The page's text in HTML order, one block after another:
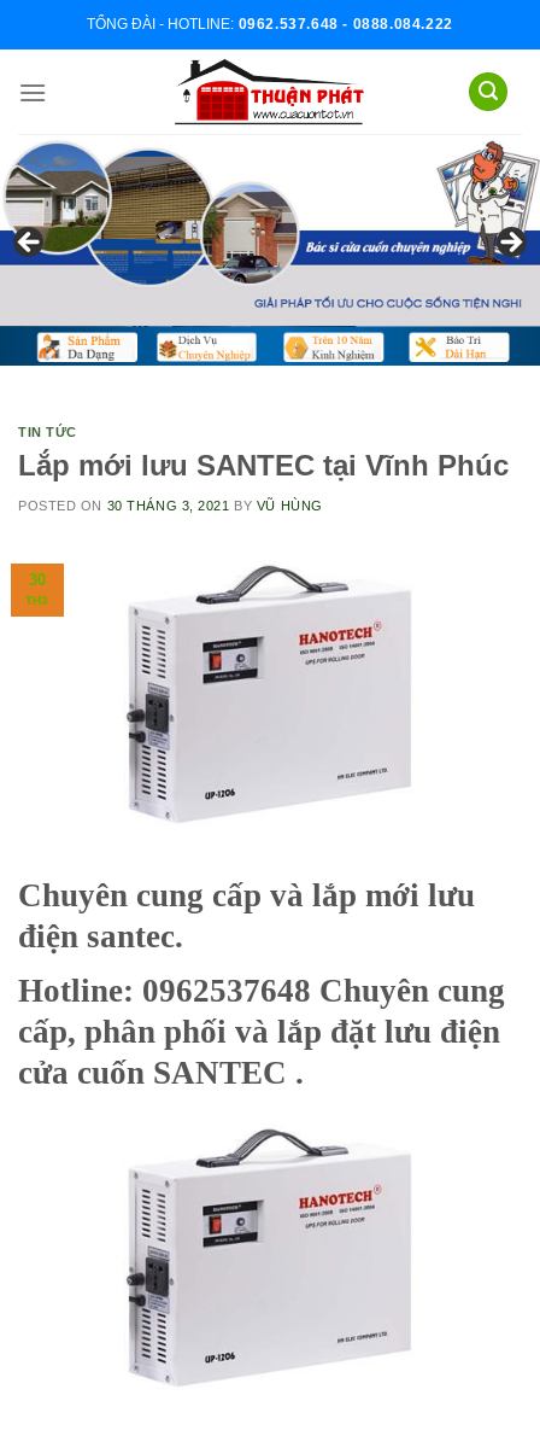
TỔNG ĐÀI - HOTLINE: 0962.537.648 - 0888.084.222
TIN TỨC
Lắp mới lưu SANTEC tại Vĩnh Phúc
POSTED ON 30 THÁNG 3, 2021 BY VŨ HÙNG
30
TH3
Chuyên cung cấp và lắp mới lưu
điện santec.
Hotline: 0962537648 Chuyên cung
cấp, phân phối và lắp đặt lưu điện
cửa cuốn SANTEC .